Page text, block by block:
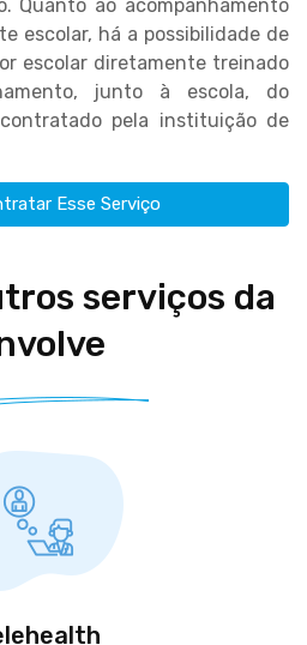
Quanto ao acompanhamento
escolar, há a possibilidade de
escolar diretamente treinado
junto à escola, do
pela instituição de
Esse Serviço
serviços da